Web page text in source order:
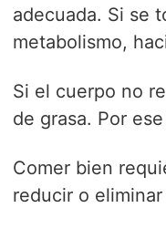
adecuada. Si se
metabolismo,
Si el cuerpo no
de grasa. Por
Comer bien
reducir o